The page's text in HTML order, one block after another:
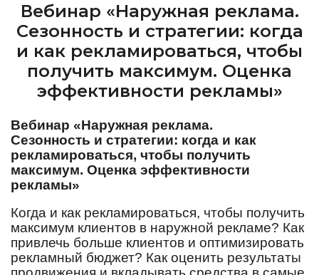
Вебинар «Наружная реклама.
Сезонность и стратегии: когда
и как рекламироваться, чтобы
получить максимум. Оценка
эффективности рекламы»
Вебинар «Наружная реклама.
Сезонность и стратегии: когда и как
рекламироваться, чтобы получить
максимум. Оценка эффективности
рекламы»
Когда и как рекламироваться, чтобы получить
максимум клиентов в наружной рекламе? Как
привлечь больше клиентов и оптимизировать
рекламный бюджет? Как оценить результаты